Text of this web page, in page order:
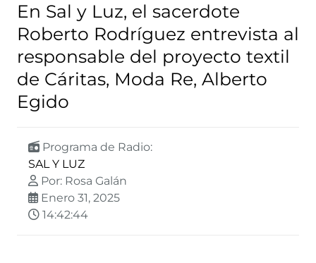
En Sal y Luz, el sacerdote
Roberto Rodríguez entrevista al
responsable del proyecto textil
de Cáritas, Moda Re, Alberto
Egido
Programa de Radio:
SAL Y LUZ
Por: Rosa Galán
Enero 31, 2025
14:42:44